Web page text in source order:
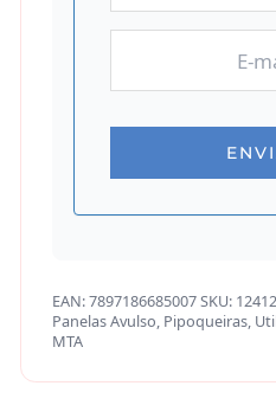
EAN:7897186685007SKU: 12412
Panelas Avulso, Pipoqueiras,
MTA